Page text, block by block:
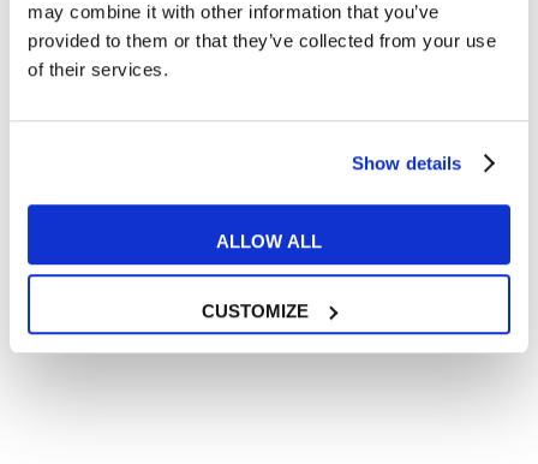
may combine it with other information that you’ve
provided to them or that they’ve collected from your use
of their services.
Show details
ALLOW ALL
CUSTOMIZE
In quanto di età superiore ai 16 anni, dichiaro di acconsentire
al trattamento dei miei dati personali in conformità
all’informativa privacy
relative ai prodotti e servizi a marchio MyES
** le sedi contrassegnate con * offrono sempre solo corsi online
RICHIEDI INFORMAZIONI